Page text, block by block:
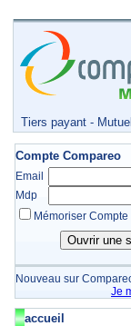
Tiers payant -
Compte Compareo
Email
Mdp
Mémoriser Compte
Nouveau sur
Je
accueil